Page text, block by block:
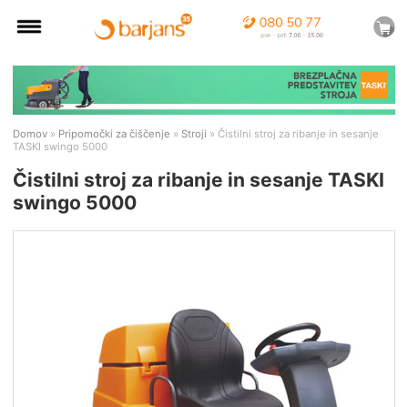
Domov » Pripomočki za čiščenje » Stroji » Čistilni stroj za ribanje in sesanje
TASKI swingo 5000
Čistilni stroj za ribanje in sesanje TASKI
swingo 5000